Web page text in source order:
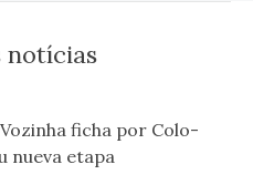
notícias
ficha por Colo-
nueva etapa